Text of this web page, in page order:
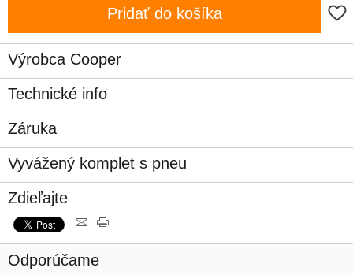
Pridať do košíka
Výrobca Cooper
Technické info
Záruka
Vyvážený komplet s pneu
Zdieľajte
Odporúčame